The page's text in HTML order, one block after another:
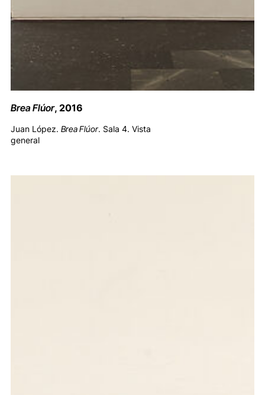
Brea Flúor, 2016
Juan López. Brea Flúor. Sala 4. Vista
general